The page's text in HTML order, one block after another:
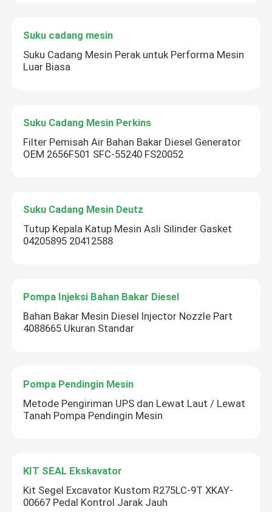
Suku cadang mesin
Suku Cadang Mesin Perak untuk Performa Mesin
Luar Biasa
Suku Cadang Mesin Perkins
Filter Pemisah Air Bahan Bakar Diesel Generator
OEM 2656F501 SFC-55240 FS20052
Suku Cadang Mesin Deutz
Tutup Kepala Katup Mesin Asli Silinder Gasket
04205895 20412588
Pompa Injeksi Bahan Bakar Diesel
Bahan Bakar Mesin Diesel Injector Nozzle Part
4088665 Ukuran Standar
Pompa Pendingin Mesin
Metode Pengiriman UPS dan Lewat Laut / Lewat
Tanah Pompa Pendingin Mesin
KIT SEAL Ekskavator
Kit Segel Excavator Kustom R275LC-9T XKAY-
00667 Pedal Kontrol Jarak Jauh